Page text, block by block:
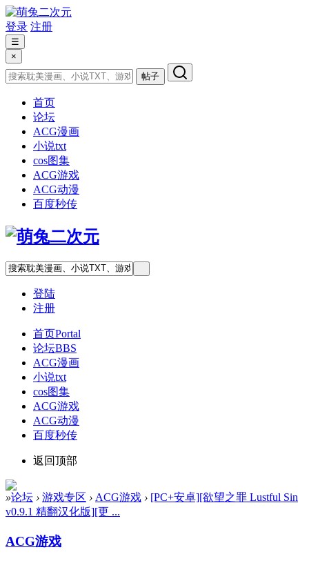
登录 注册
☰
×
帖子
首页
论坛
ACG漫画
小说txt
cos图集
ACG游戏
ACG动漫
百度秒传
登陆
注册
首页Portal
论坛BBS
ACG漫画
小说txt
cos图集
ACG游戏
ACG动漫
百度秒传
返回顶部
»论坛 › 游戏专区 › ACG游戏 › [PC+安卓][欲望之罪 Lustful Sin
v0.9.1 精翻汉化版][更 ...
ACG游戏